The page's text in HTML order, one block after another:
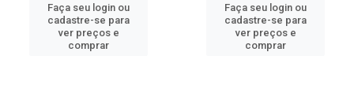
Faça seu login ou
cadastre-se para
ver preços e
comprar
Faça seu login ou
cadastre-se para
ver preços e
comprar